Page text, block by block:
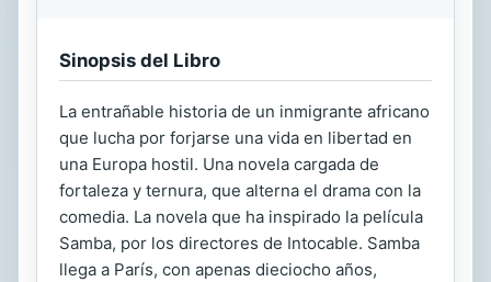
Sinopsis del Libro
La entrañable historia de un inmigrante africano
que lucha por forjarse una vida en libertad en
una Europa hostil. Una novela cargada de
fortaleza y ternura, que alterna el drama con la
comedia. La novela que ha inspirado la película
Samba, por los directores de Intocable. Samba
llega a París, con apenas dieciocho años,